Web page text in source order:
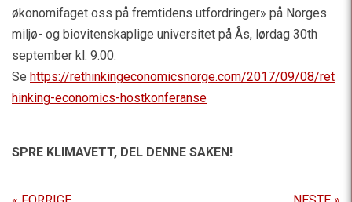
økonomifaget oss på fremtidens utfordringer» på Norges
miljø- og biovitenskaplige universitet på Ås, lørdag 30th
september kl. 9.00.
Se https://rethinkingeconomicsnorge.com/2017/09/08/ret
hinking-economics-hostkonferanse
SPRE KLIMAVETT, DEL DENNE SAKEN!